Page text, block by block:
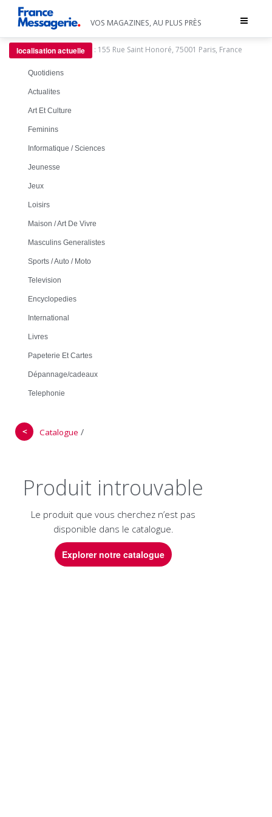
Toggle
VOS MAGAZINES, AU PLUS PRÈS
localisation actuelle : 155 Rue Saint Honoré, 75001 Paris, France
Quotidiens
Actualites
Art Et Culture
Feminins
Informatique / Sciences
Jeunesse
Jeux
Loisirs
Maison / Art De Vivre
Masculins Generalistes
Sports / Auto / Moto
Television
Encyclopedies
International
Livres
Papeterie Et Cartes
Dépannage/cadeaux
Telephonie
＜ Catalogue /
Produit introuvable
Le produit que vous cherchez n’est pas
disponible dans le catalogue.
Explorer notre catalogue